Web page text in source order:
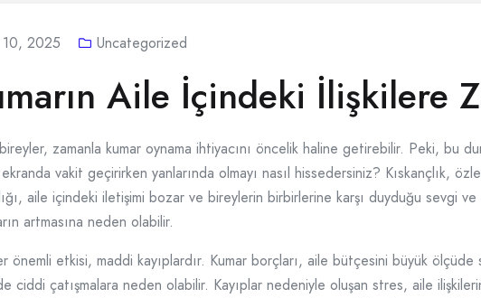
2025 Uncategorized
Aile İçindeki İlişkilere
zamanla kumar oynama ihtiyacını öncelik haline getirebilir. Peki, bu
vakit geçirirken yanlarında olmayı nasıl hissedersiniz? Kıskançlık,
aile içindeki iletişimi bozar ve bireylerin birbirlerine karşı duyduğu sevgi
artmasına neden olabilir.
önemli etkisi, maddi kayıplardır. Kumar borçları, aile bütçesini büyük
ciddi çatışmalara neden olabilir. Kayıplar nedeniyle oluşan stres, aile